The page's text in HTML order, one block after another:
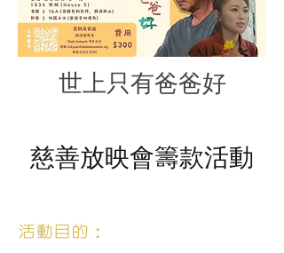
世上只有爸爸好
慈善放映會籌款活動
活動目的：